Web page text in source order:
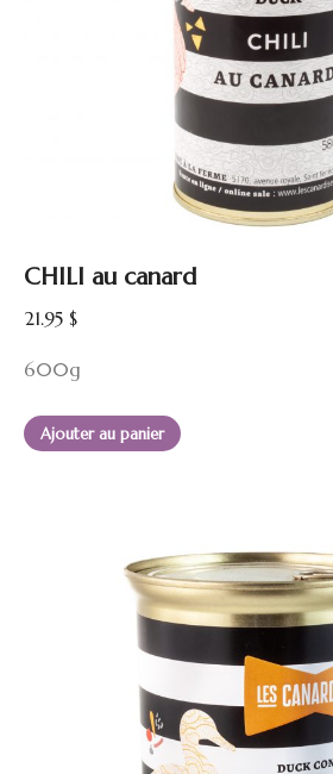
CHILI au canard
21.95 $
600g
Ajouter au panier